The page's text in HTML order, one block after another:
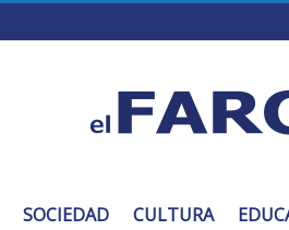
SOCIEDAD CULTURA